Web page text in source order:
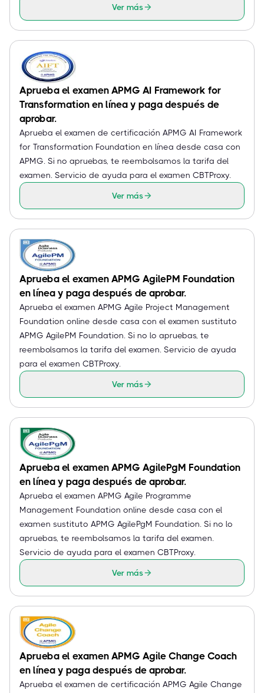
Ver más
Aprueba el examen APMG AI Framework for
Transformation en línea y paga después de
aprobar.
Aprueba el examen de certificación APMG AI Framework
for Transformation Foundation en línea desde casa con
APMG. Si no apruebas, te reembolsamos la tarifa del
examen. Servicio de ayuda para el examen CBTProxy.
Ver más
Aprueba el examen APMG AgilePM Foundation
en línea y paga después de aprobar.
Aprueba el examen APMG Agile Project Management
Foundation online desde casa con el examen sustituto
APMG AgilePM Foundation. Si no lo apruebas, te
reembolsamos la tarifa del examen. Servicio de ayuda
para el examen CBTProxy.
Ver más
Aprueba el examen APMG AgilePgM Foundation
en línea y paga después de aprobar.
Aprueba el examen APMG Agile Programme
Management Foundation online desde casa con el
examen sustituto APMG AgilePgM Foundation. Si no lo
apruebas, te reembolsamos la tarifa del examen.
Servicio de ayuda para el examen CBTProxy.
Ver más
Aprueba el examen APMG Agile Change Coach
en línea y paga después de aprobar.
Aprueba el examen de certificación APMG Agile Change